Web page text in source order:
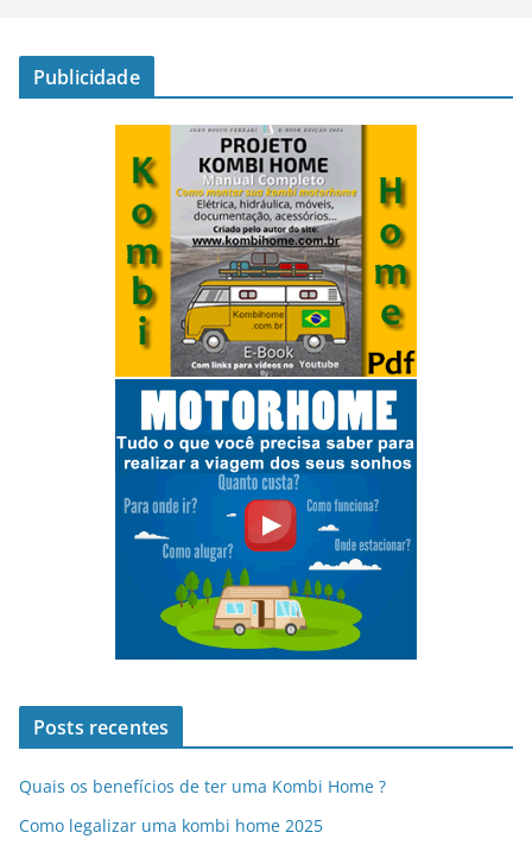
Publicidade
Posts recentes
Quais os benefícios de ter uma Kombi Home ?
Como legalizar uma kombi home 2025